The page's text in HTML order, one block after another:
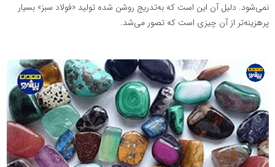
نمی‌شود. دلیل آن این است که به‌تدریج روشن شده تولید «فولاد سبز» بسیار
پرهزینه‌تر از آن چیزی است که تصور می‌شد.
پایگاه
اطلاع
رسانی
معدن
پیشرو